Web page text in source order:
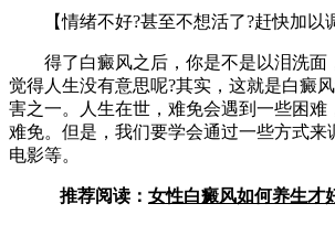
【情绪不好?甚至不想活了?赶快加以
得了白癜风之后，你是不是以泪洗面
觉得人生没有意思呢?其实，这就是白癜
害之一。人生在世，难免会遇到一些困难
难免。但是，我们要学会通过一些方式来
电影等。
推荐阅读： 女性白癜风如何养生才